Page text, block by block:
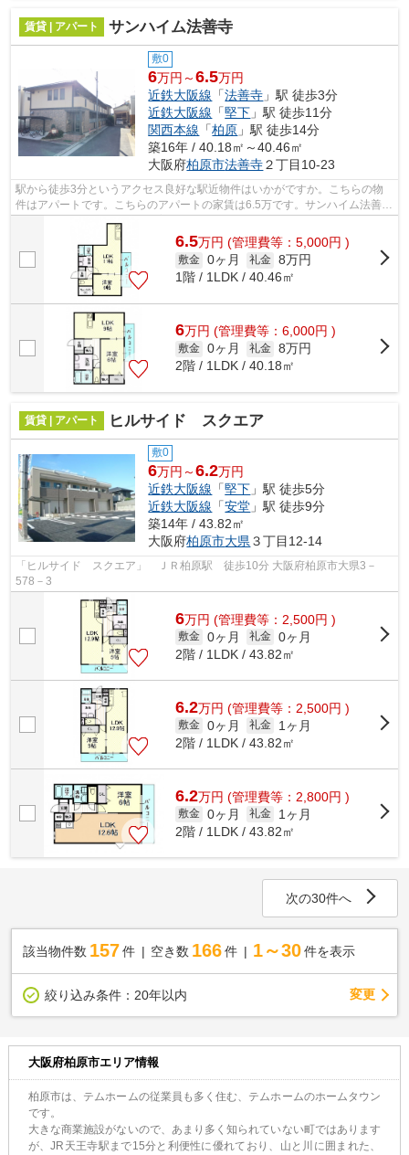
賃貸 | アパート サンハイム法善寺
敷0
6万円～6.5万円
近鉄大阪線 「法善寺 」駅 徒歩3分
近鉄大阪線 「堅下 」駅 徒歩11分
関西本線 「柏原 」駅 徒歩14分
築16年 / 40.18㎡～40.46㎡
大阪府柏原市法善寺２丁目10-23
駅から徒歩3分というアクセス良好な駅近物件はいかがですか。こちらの物
件はアパートです。こちらのアパートの家賃は6.5万です。サンハイム法善寺
の詳しい情報。近鉄大阪線法善寺周辺...
6.5万円 (管理費等：5,000円 )
敷金 0ヶ月 礼金 8万円
1階 / 1LDK / 40.46㎡
6万円 (管理費等：6,000円 )
敷金 0ヶ月 礼金 8万円
2階 / 1LDK / 40.18㎡
賃貸 | アパート ヒルサイド スクエア
敷0
6万円～6.2万円
近鉄大阪線 「堅下 」駅 徒歩5分
近鉄大阪線 「安堂 」駅 徒歩9分
築14年 / 43.82㎡
大阪府柏原市大県３丁目12-14
「ヒルサイド スクエア」 ＪＲ柏原駅 徒歩10分 大阪府柏原市大県3－
578－3
6万円 (管理費等：2,500円 )
敷金 0ヶ月 礼金 0ヶ月
2階 / 1LDK / 43.82㎡
6.2万円 (管理費等：2,500円 )
敷金 0ヶ月 礼金
1ヶ月
2階 / 1LDK / 43.82㎡
6.2万円 (管理費等：2,800円 )
敷金 0ヶ月 礼金
1ヶ月
2階 / 1LDK / 43.82㎡
次の30件へ
該当物件数 157件 空き数 166 件 1～30 件を表示
絞り込み条件： 20年以内 変更
大阪府柏原市エリア情報
柏原市は、テムホームの従業員も多く住む、テムホームのホームタウン
です。
大きな商業施設がないので、あまり多く知られていない町ではあります
が、JR天王寺駅まで15分と利便性に優れており、山と川に囲まれた、